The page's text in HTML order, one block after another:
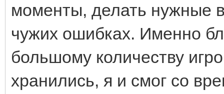
моменты, делать нужные
чужих ошибках. Именно
большому количеству
хранились, я и смог со